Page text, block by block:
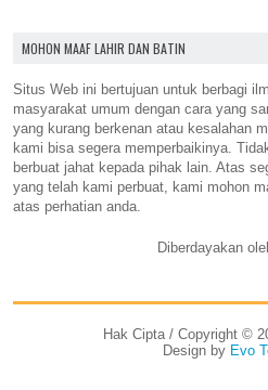
MOHON MAAF LAHIR DAN BATIN
Situs Web ini bertujuan untuk berbagi
masyarakat umum dengan cara yang
yang kurang berkenan atau kesalahan
kami bisa segera memperbaikinya.
berbuat jahat kepada pihak lain. Atas
yang telah kami perbuat, kami mohon
atas perhatian anda.
Diberdayakan
Hak Cipta / Copyright ©
Design by Evo